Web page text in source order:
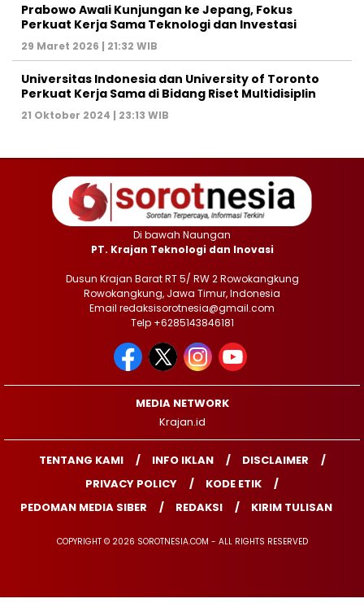
Prabowo Awali Kunjungan ke Jepang, Fokus
Perkuat Kerja Sama Teknologi dan Investasi
29 Maret 2026 | 21:32 WIB
Universitas Indonesia dan University of Toronto
Perkuat Kerja Sama di Bidang Riset Multidisiplin
21 Oktober 2024 | 23:13 WIB
Di bawah Naungan
PT. Krajan Teknologi dan Inovasi
Dusun Krajan Barat RT 5/ RW 2 Rowokangkung
Rowokangkung, Jawa Timur, Indonesia
Email redaksisorotnesia@gmail.com
Telp +6285143846181
MEDIA NETWORK
Krajan.id
TENTANG KAMI INFO IKLAN
DISCLAIMER
PRIVACY POLICY
KODE ETIK
PEDOMAN MEDIA SIBER
REDAKSI KIRIM TULISAN
COPYRIGHT © 2026 SOROTNESIA.COM - ALL RIGHTS RESERVED